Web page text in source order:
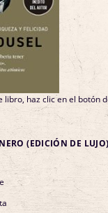
libro, haz clic en el botón
(EDICIÓN DE